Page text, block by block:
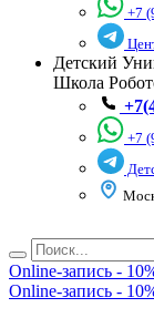
+7
Детский
Школа
+7
Online-запись -
Online-запись -